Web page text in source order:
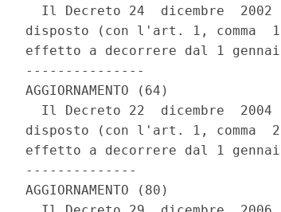
Il Decreto 24  dicembre  2002
disposto (con l'art. 1, comma
effetto a decorrere dal 1
---------------
AGGIORNAMENTO (64)
Il Decreto 22  dicembre  2004
disposto (con l'art. 1, comma
effetto a decorrere dal 1
--------------
AGGIORNAMENTO (80)